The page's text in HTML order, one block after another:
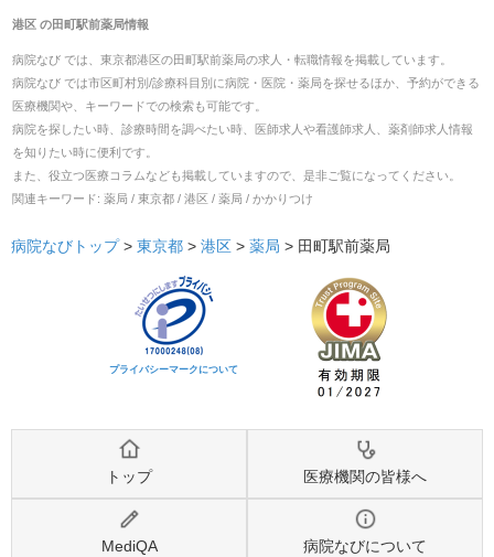
港区の田町駅前薬局情報
病院なび では、 東京都港区の田町駅前薬局の求人・転職情報を掲載しています。
病院なび では市区町村別/診療科目別に病院・医院・薬局を探せるほか、予約ができる
医療機関や、キーワードでの検索も可能です。
病院を探したい時、診療時間を調べたい時、医師求人や看護師求人、薬剤師求人情報
を知りたい時に便利です。
また、役立つ医療コラムなども掲載していますので、是非ご覧になってください。
関連キーワード: 薬局 / 東京都 / 港区 / 薬局 / かかりつけ
病院なびトップ > 東京都 > 港区 > 薬局 > 田町駅前薬局
プライバシーマークについて
トップ 医療機関の皆様へ
MediQA 病院なびについて